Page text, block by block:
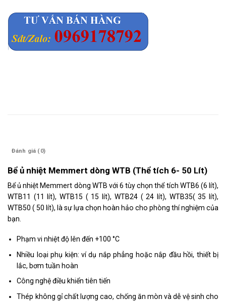
Đánh giá (0)
Bể ủ nhiệt Memmert dòng WTB (Thể tích 6- 50 Lít)
Bể ủ nhiệt Memmert dòng WTB với 6 tùy chọn thể tích WTB6 (6 lít),
WTB11 (11 lít), WTB15 ( 15 lít), WTB24 ( 24 lít), WTB35( 35 lít),
WTB50 ( 50 lít), là sự lựa chọn hoàn hảo cho phòng thí nghiệm của
bạn.
Phạm vi nhiệt độ lên đến +100 °C
Nhiều loại phụ kiện: ví dụ nắp phẳng hoặc nắp đầu hồi, thiết bị
lắc, bơm tuần hoàn
Công nghệ điều khiển tiên tiến
Thép không gỉ chất lượng cao, chống ăn mòn và dễ vệ sinh cho